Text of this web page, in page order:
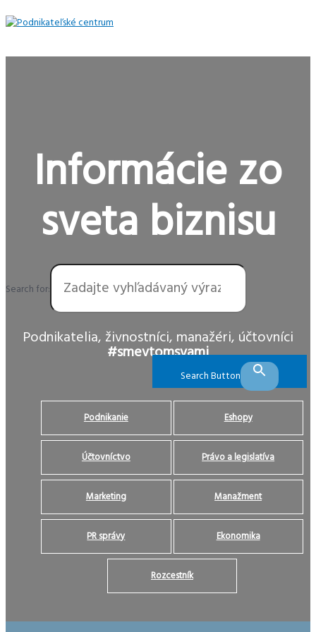
Preskočiť
na
Menu
Informácie zo
sveta biznisu
Search for:
Search Button
Podnikatelia, živnostníci, manažéri, účtovníci
#smevtomsvami
Podnikanie Eshopy
Účtovníctvo Právo a legislatíva
Marketing Manažment
PR správy Ekonomika
Rozcestník